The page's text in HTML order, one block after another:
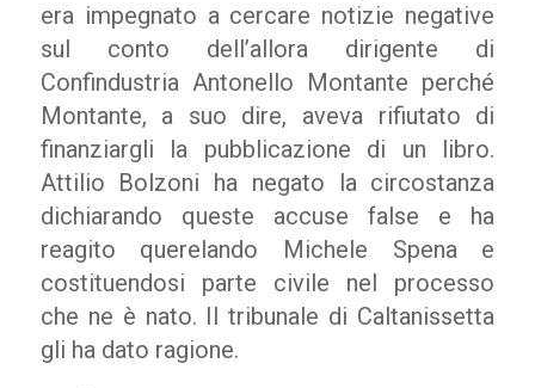
era impegnato a cercare notizie negative
sul conto dell’allora dirigente di
Confindustria Antonello Montante perché
Montante, a suo dire, aveva rifiutato di
finanziargli la pubblicazione di un libro.
Attilio Bolzoni ha negato la circostanza
dichiarando queste accuse false e ha
reagito querelando Michele Spena e
costituendosi parte civile nel processo
che ne è nato. Il tribunale di Caltanissetta
gli ha dato ragione.